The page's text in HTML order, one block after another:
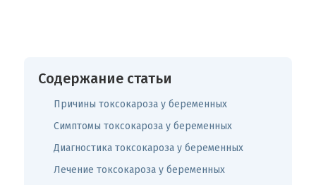
Содержание статьи
Причины токсокароза у беременных
Симптомы токсокароза у беременных
Диагностика токсокароза у беременных
Лечение токсокароза у беременных